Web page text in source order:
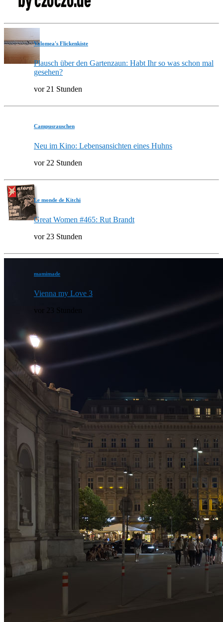
Valomea's Flickenkiste
Plausch über den Gartenzaun: Habt Ihr so was schon mal
gesehen?
vor 21 Stunden
Campusrauschen
Neu im Kino: Lebensansichten eines Huhns
vor 22 Stunden
Le monde de Kitchi
Great Women #465: Rut Brandt
vor 23 Stunden
mamimade
Vienna my Love 3
vor 23 Stunden